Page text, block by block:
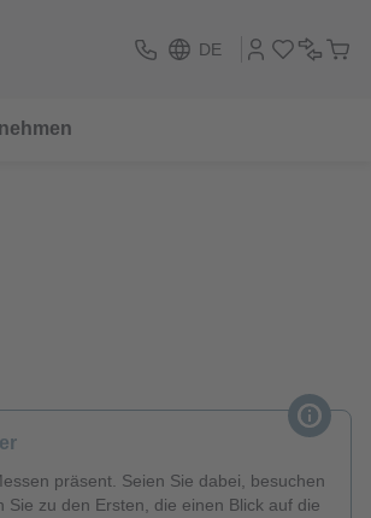
DE
präsent. Seien Sie dabei, besuchen
Sie zu den Ersten, die einen Blick auf die